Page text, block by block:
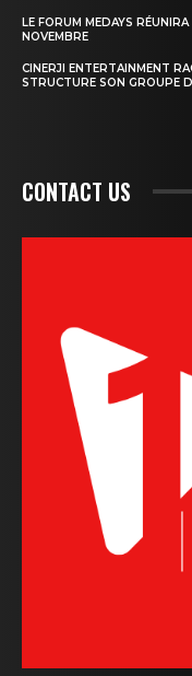
LE FORUM MEDAYS
NOVEMBRE
CINERJI ENTERTAINMENT
STRUCTURE SON GROUPE
CONTACT US